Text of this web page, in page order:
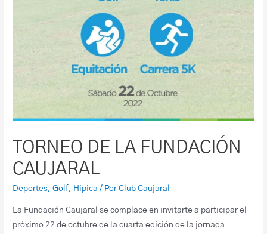
TORNEO DE LA FUNDACIÓN
CAUJARAL
Deportes,Golf, Hipica / PorClub Caujaral
La Fundación Caujaral se complace en invitarte a participar el
próximo 22 de octubre de la cuarta edición de la jornada